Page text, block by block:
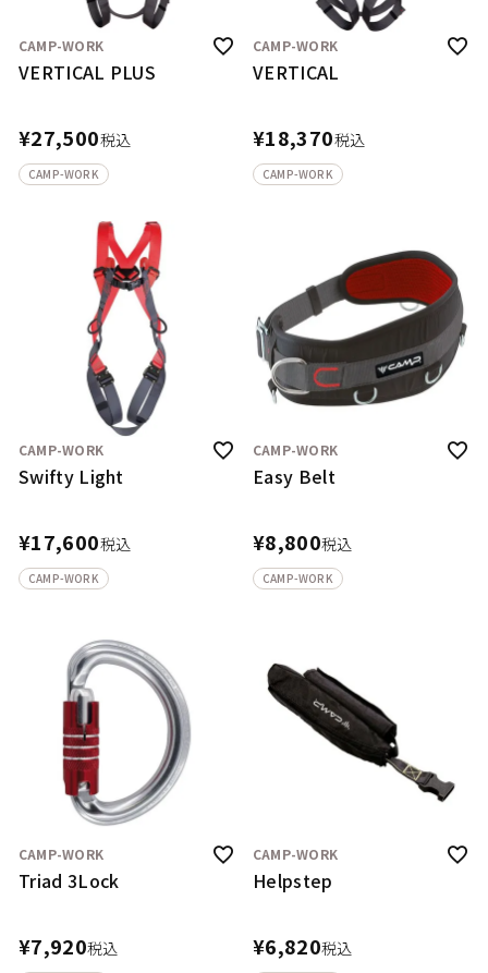
CAMP-WORK
VERTICAL PLUS
¥27,500税込
CAMP-WORK
CAMP-WORK
VERTICAL
¥18,370税込
CAMP-WORK
CAMP-WORK
Swifty Light
¥17,600税込
CAMP-WORK
CAMP-WORK
Easy Belt
¥8,800税込
CAMP-WORK
CAMP-WORK
Triad 3Lock
¥7,920税込
CAMP-WORK
Helpstep
¥6,820税込